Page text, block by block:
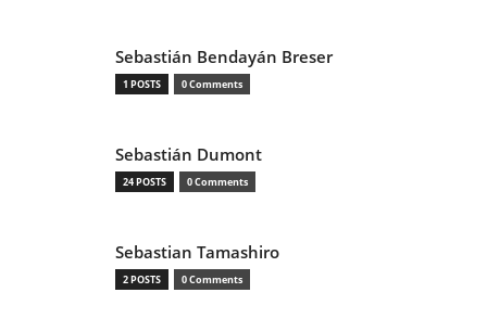
Sebastián Bendayán Breser
1 POSTS 0 Comments
Sebastián Dumont
24 POSTS 0 Comments
Sebastian Tamashiro
2 POSTS 0 Comments